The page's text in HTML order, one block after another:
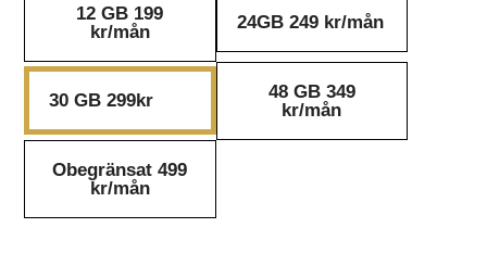
12 GB 199
kr/mån
24GB 249 kr/mån
30 GB 299kr
48 GB 349
kr/mån
Obegränsat 499
kr/mån